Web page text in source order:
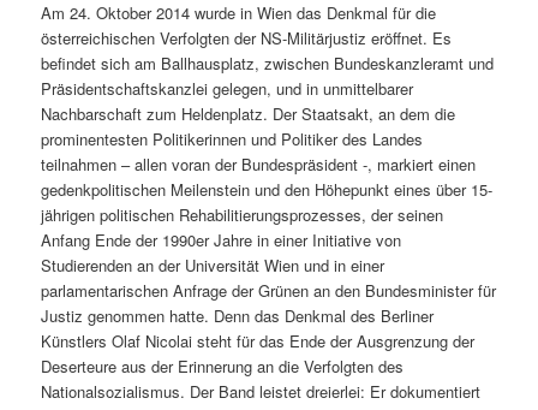
Am 24. Oktober 2014 wurde in Wien das Denkmal für die
österreichischen Verfolgten der NS-Militärjustiz eröffnet. Es
befindet sich am Ballhausplatz, zwischen Bundeskanzleramt und
Präsidentschaftskanzlei gelegen, und in unmittelbarer
Nachbarschaft zum Heldenplatz. Der Staatsakt, an dem die
prominentesten Politikerinnen und Politiker des Landes
teilnahmen – allen voran der Bundespräsident -, markiert einen
gedenkpolitischen Meilenstein und den Höhepunkt eines über 15-
jährigen politischen Rehabilitierungsprozesses, der seinen
Anfang Ende der 1990er Jahre in einer Initiative von
Studierenden an der Universität Wien und in einer
parlamentarischen Anfrage der Grünen an den Bundesminister für
Justiz genommen hatte. Denn das Denkmal des Berliner
Künstlers Olaf Nicolai steht für das Ende der Ausgrenzung der
Deserteure aus der Erinnerung an die Verfolgten des
Nationalsozialismus. Der Band leistet dreierlei: Er dokumentiert